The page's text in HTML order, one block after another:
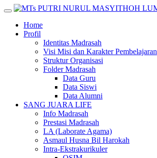
Skip
contentHome
Profil
Identitas Madrasah
Visi Misi dan Karakter Pembelajaran
Struktur Organisasi
Folder Madrasah
Data Guru
Data Siswi
Data Alumni
SANG JUARA LIFE
Info Madrasah
Prestasi Madrasah
LA (Laborate Agama)
Asmaul Husna Bil Harokah
Intra-Ekstrakurikuler